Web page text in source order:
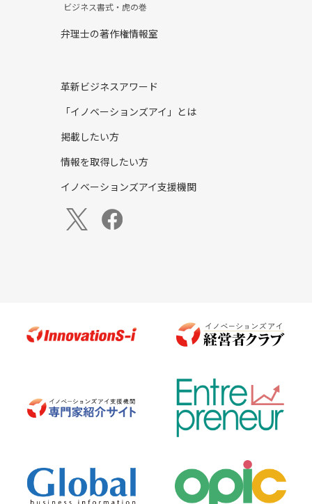
ビジネス書式・虎の巻
弁理士の著作権情報室
革新ビジネスアワード
「イノベーションズアイ」とは
掲載したい方
情報を取得したい方
イノベーションズアイ支援機関